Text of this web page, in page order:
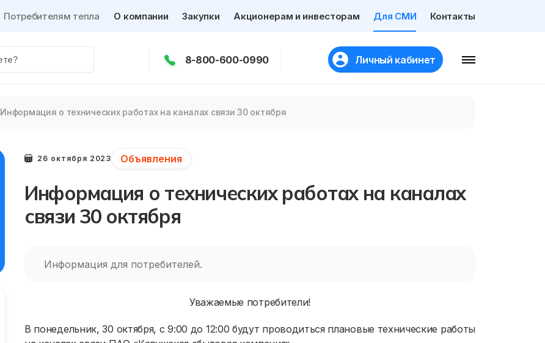
Потребителям тепла О компании Закупки Акционерам и инвесторам Для СМИ Контакты
8-800-600-0990 Личный кабинет
Информация о технических работах на каналах связи 30 октября
26 октября 2023 Объявления
Информация о технических работах на каналах
связи 30 октября
Информация для потребителей.
Уважаемые потребители!
В понедельник, 30 октября, с 9:00 до 12:00 будут проводиться плановые технические работы